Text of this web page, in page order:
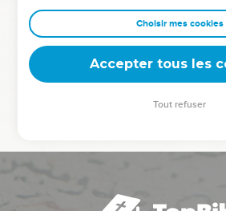
clés pour avancer avec plus de
deviennent vos tremplins. Que vous
équipe, un groupe ou une famille, leur
Choisir mes cookies
Accepter tous les
Tout refuser